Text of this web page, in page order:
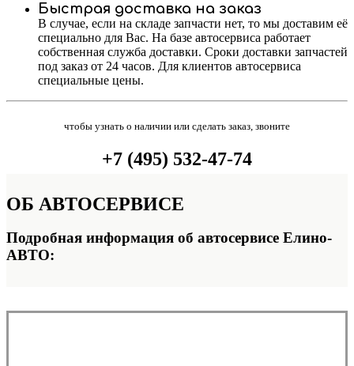
Быстрая доставка на заказ
В случае, если на складе запчасти нет, то мы доставим её
специально для Вас. На базе автосервиса работает
собственная служба доставки. Сроки доставки запчастей
под заказ от 24 часов. Для клиентов автосервиса
специальные цены.
чтобы узнать о наличии или сделать заказ, звоните
+7 (495) 532-47-74
ОБ АВТОСЕРВИСЕ
Подробная информация об автосервисе Елино-
АВТО: